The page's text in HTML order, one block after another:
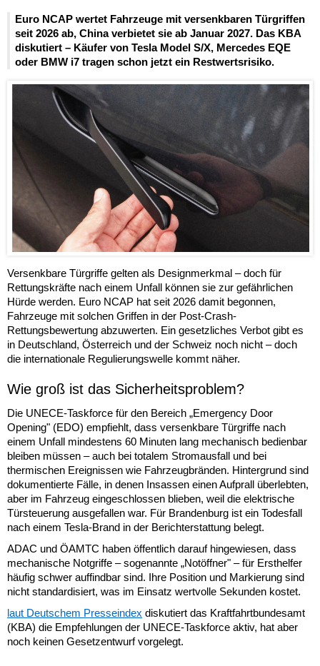
Euro NCAP wertet Fahrzeuge mit versenkbaren Türgriffen
seit 2026 ab, China verbietet sie ab Januar 2027. Das KBA
diskutiert – Käufer von Tesla Model S/X, Mercedes EQE
oder BMW i7 tragen schon jetzt ein Restwertsrisiko.
Versenkbare Türgriffe gelten als Designmerkmal – doch für
Rettungskräfte nach einem Unfall können sie zur gefährlichen
Hürde werden. Euro NCAP hat seit 2026 damit begonnen,
Fahrzeuge mit solchen Griffen in der Post-Crash-
Rettungsbewertung abzuwerten. Ein gesetzliches Verbot gibt es
in Deutschland, Österreich und der Schweiz noch nicht – doch
die internationale Regulierungswelle kommt näher.
Wie groß ist das Sicherheitsproblem?
Die UNECE-Taskforce für den Bereich „Emergency Door
Opening" (EDO) empfiehlt, dass versenkbare Türgriffe nach
einem Unfall mindestens 60 Minuten lang mechanisch bedienbar
bleiben müssen – auch bei totalem Stromausfall und bei
thermischen Ereignissen wie Fahrzeugbränden. Hintergrund sind
dokumentierte Fälle, in denen Insassen einen Aufprall überlebten,
aber im Fahrzeug eingeschlossen blieben, weil die elektrische
Türsteuerung ausgefallen war. Für Brandenburg ist ein Todesfall
nach einem Tesla-Brand in der Berichterstattung belegt.
ADAC und ÖAMTC haben öffentlich darauf hingewiesen, dass
mechanische Notgriffe – sogenannte „Notöffner" – für Ersthelfer
häufig schwer auffindbar sind. Ihre Position und Markierung sind
nicht standardisiert, was im Einsatz wertvolle Sekunden kostet.
laut Deutschem Presseindex diskutiert das Kraftfahrtbundesamt
(KBA) die Empfehlungen der UNECE-Taskforce aktiv, hat aber
noch keinen Gesetzentwurf vorgelegt.